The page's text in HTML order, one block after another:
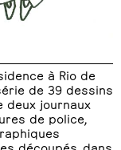
à Rio de
de 39 dessins
deux journaux
de police,
découpés, dans